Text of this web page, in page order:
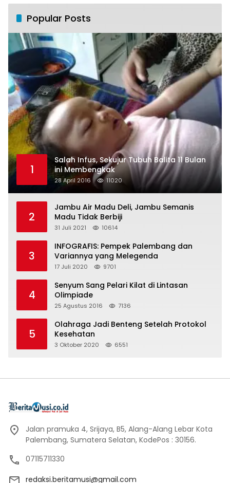
Popular Posts
1
Salah Infus, Sekujur Tubuh Balita 11 Bulan
ini Membengkak
28 April 2016 11020
2
Jambu Air Madu Deli, Jambu Semanis
Madu Tidak Berbiji
31 Juli 2021 10614
3
INFOGRAFIS: Pempek Palembang dan
Variannya yang Melegenda
17 Juli 2020 9701
4
Senyum Sang Pelari Kilat di Lintasan
Olimpiade
25 Agustus 2016 7136
5
Olahraga Jadi Benteng Setelah Protokol
Kesehatan
3 Oktober 2020 6551
Jalan pramuka 4, Srijaya, B5, Alang-Alang Lebar Kota
Palembang, Sumatera Selatan, KodePos : 30156.
07115711330
redaksi.beritamusi@gmail.com